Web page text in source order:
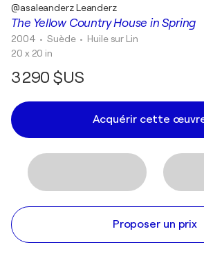
The Yellow Country House in Spring
@asaleanderz Leanderz
2004 • Suède • Huile sur Lin
20 x 20 in
3 290 $US
Acquérir cette
Proposer un prix